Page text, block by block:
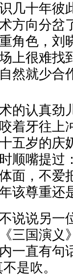
几十年彼
方向分岔
角色，刘
上很难找
然就少合
的认真劲
着牙往上
五岁的庆
顺嘴提过
面，不爱
该尊重还
说说另一
三国演义
一直有句
是吹。